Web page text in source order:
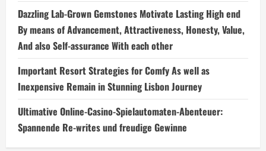
Dazzling Lab-Grown Gemstones Motivate Lasting High end
By means of Advancement, Attractiveness, Honesty, Value,
And also Self-assurance With each other
Important Resort Strategies for Comfy As well as
Inexpensive Remain in Stunning Lisbon Journey
Ultimative Online-Casino-Spielautomaten-Abenteuer:
Spannende Re-writes und freudige Gewinne